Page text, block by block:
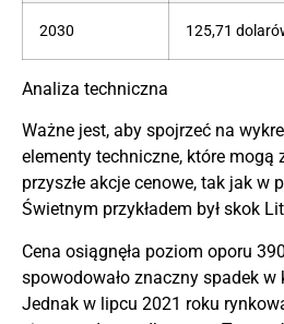
2030 125,71
Analiza techniczna
Ważne jest, aby spojrzeć na
elementy techniczne, które mogą
przyszłe akcje cenowe, tak jak w
Świetnym przykładem był skok
Cena osiągnęła poziom oporu
spowodowało znaczny spadek
Jednak w lipcu 2021 roku